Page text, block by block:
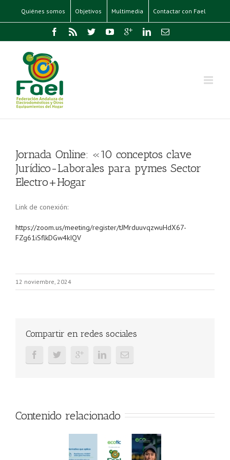
Quiénes somos Objetivos Multimedia Contactar con Fael
Jornada Online: «10 conceptos clave
Jurídico-Laborales para pymes Sector
Electro+Hogar
Link de conexión:
https://zoom.us/meeting/register/tJMrduuvqzwuHdX67-
FZg61iSflkDGw4kIQV
12 noviembre, 2024
Compartir en redes sociales
Contenido relacionado